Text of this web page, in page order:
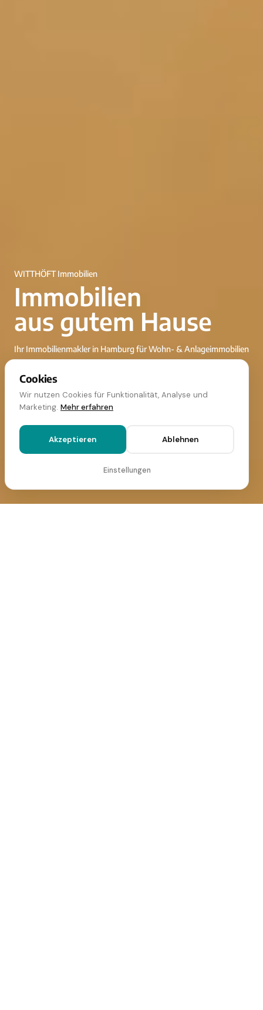
WITTHÖFTImmobilien
Immobilien
aus gutem Hause
Ihr Immobilienmakler in Hamburg für Wohn- & Anlageimmobilien
Wohnimmobilien
Cookies
Wir nutzen Cookies für Funktionalität, Analyse und
Marketing. Mehr erfahren
Akzeptieren Ablehnen
Einstellungen